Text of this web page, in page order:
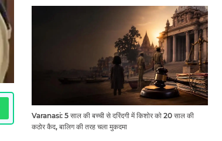
Varanasi: 5 साल की बच्ची से दरिंदगी में किशोर को 20 साल की
कठोर कैद, बालिग की तरह चला मुकदमा